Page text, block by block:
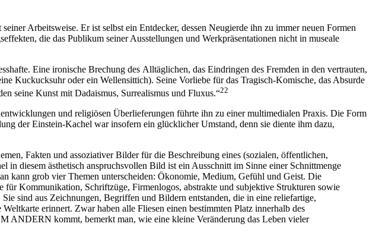
Arbeitsweise. Er ist selbst ein Entdecker, dessen Neugierde ihn zu immer neuen Formen
die das Publikum seiner Ausstellungen und Werkpräsentationen nicht in museale
Eine ironische Brechung des Alltäglichen, das Eindringen des Fremden in den vertrauten,
Kuckucksuhr oder ein Wellensittich). Seine Vorliebe für das Tragisch-Komische, das Absurde
seine Kunst mit Dadaismus, Surrealismus und Fluxus.“22
und religiösen Überlieferungen führte ihn zu einer multimedialen Praxis. Die Form
der Einstein-Kachel war insofern ein glücklicher Umstand, denn sie diente ihm dazu,
Fakten und assoziativer Bilder für die Beschreibung eines (sozialen, öffentlichen,
in diesem ästhetisch anspruchsvollen Bild ist ein Ausschnitt im Sinne einer Schnittmenge
kann grob vier Themen unterscheiden: Ökonomie, Medium, Gefühl und Geist. Die
Kommunikation, Schriftzüge, Firmenlogos, abstrakte und subjektive Strukturen sowie
sind aus Zeichnungen, Begriffen und Bildern entstanden, die in eine reliefartige,
erinnert. Zwar haben alle Fliesen einen bestimmten Platz innerhalb des
ANDERN kommt, bemerkt man, wie eine kleine Veränderung das Leben vieler